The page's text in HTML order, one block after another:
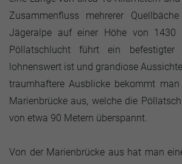
Zusammenfluss mehrerer
Jägeralpe auf einer Höhe von 1430
Pöllatschlucht führt ein
lohnenswert ist und grandiose
traumhaftere Ausblicke bekommt
Marienbrücke aus, welche die
von etwa 90 Metern überspannt.
Von der Marienbrücke aus hat man